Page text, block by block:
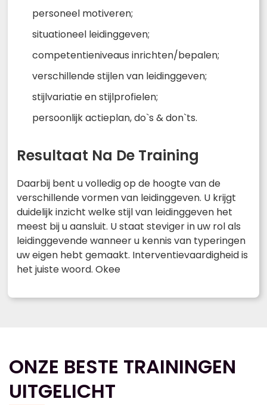
personeel motiveren;
situationeel leidinggeven;
competentieniveaus inrichten/bepalen;
verschillende stijlen van leidinggeven;
stijlvariatie en stijlprofielen;
persoonlijk actieplan, do`s & don`ts.
Resultaat Na De Training
Daarbij bent u volledig op de hoogte van de
verschillende vormen van leidinggeven. U krijgt
duidelijk inzicht welke stijl van leidinggeven het
meest bij u aansluit. U staat steviger in uw rol als
leidinggevende wanneer u kennis van typeringen
uw eigen hebt gemaakt. Interventievaardigheid is
het juiste woord. Okee
ONZE BESTE TRAININGEN
UITGELICHT